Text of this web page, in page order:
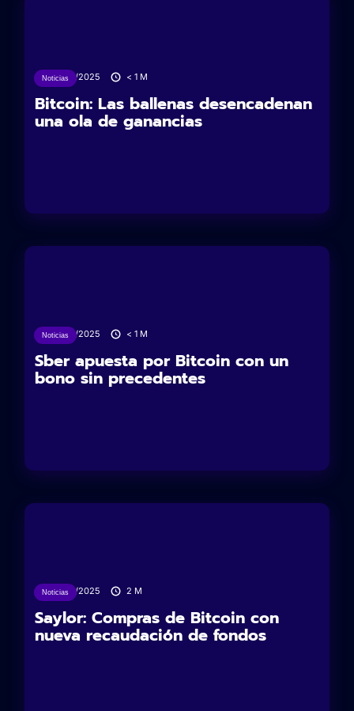
Noticias
04/06/2025 < 1 M
Bitcoin: Las ballenas desencadenan
una ola de ganancias
Noticias
03/06/2025 < 1 M
Sber apuesta por Bitcoin con un
bono sin precedentes
Noticias
03/06/2025 2 M
Saylor: Compras de Bitcoin con
nueva recaudación de fondos